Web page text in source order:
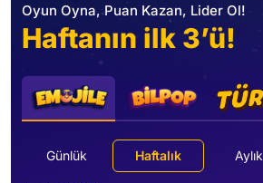
Oyun Oyna, Puan Kazan, Lider Ol!
Haftanın ilk 3’ü!
Günlük Haftalık Aylık